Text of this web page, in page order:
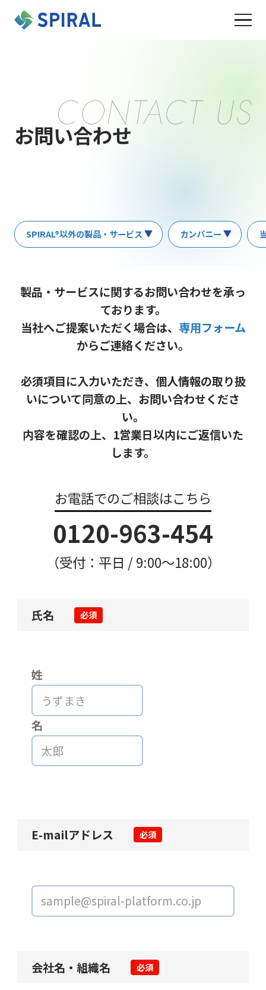
お問い合わせ
SPIRAL®以外の製品・サービス カンパニー
製品・サービスに関するお問い合わせを承っ
ております。
当社へご提案いただく場合は、 専用フォーム
からご連絡ください。
必須項目に入力いただき、個人情報の取り扱
いについて同意の上、お問い合わせくださ
い。
内容を確認の上、1営業日以内にご返信いた
します。
お電話でのご相談はこちら
0120-963-454
（受付：平日 / 9:00〜18:00）
氏名 必須
姓
名
E-mailアドレス 必須
会社名・組織名 必須